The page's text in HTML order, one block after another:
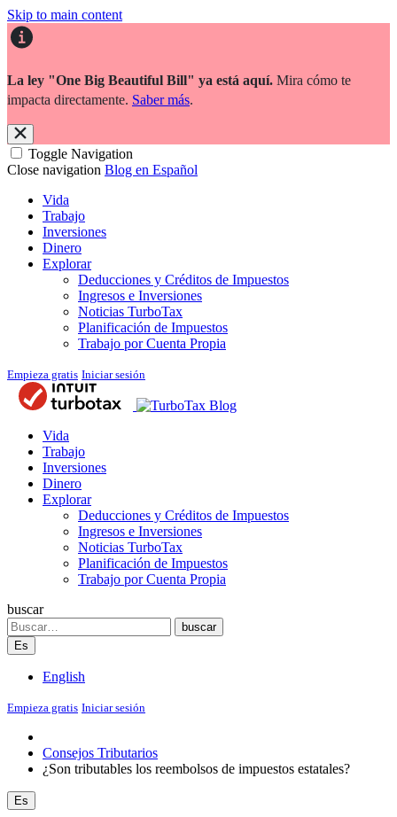
Skip to main content
La ley "One Big Beautiful Bill" ya está aquí. Mira cómo te
impacta directamente. Saber más.
Toggle Navigation
Close navigation Blog en Español
Vida
Trabajo
Inversiones
Dinero
Explorar
Deducciones y Créditos de Impuestos
Ingresos e Inversiones
Noticias TurboTax
Planificación de Impuestos
Trabajo por Cuenta Propia
Empieza gratis Iniciar sesión
Blog
Vida
Trabajo
Inversiones
Dinero
Explorar
Deducciones y Créditos de Impuestos
Ingresos e Inversiones
Noticias TurboTax
Planificación de Impuestos
Trabajo por Cuenta Propia
buscar
Search
buscar
Es
English
Empieza gratis Iniciar sesión
Consejos Tributarios
¿Son tributables los reembolsos de impuestos estatales?
Es